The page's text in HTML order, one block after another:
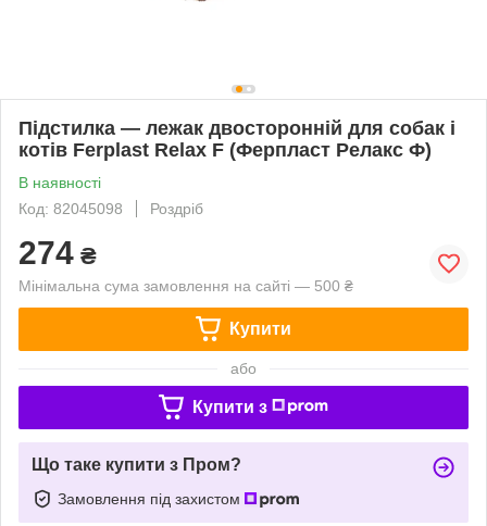
Підстилка — лежак двосторонній для собак і
котів Ferplast Relax F (Ферпласт Релакс Ф)
В наявності
Код: 82045098
Роздріб
274 ₴
Мінімальна сума замовлення на сайті — 500 ₴
Купити
або
Купити з
Що таке купити з Пром?
Замовлення під захистом